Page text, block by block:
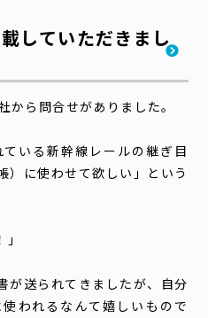
していただきまし
ら問合せがありました。
いる新幹線レールの継ぎ目
）に使わせて欲しい」という
が送られてきましたが、自分
われるなんて嬉しいもので